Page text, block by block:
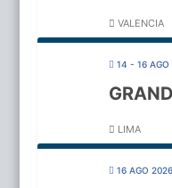
VALENCIA
14 - 16 AGO
LIMA
16 AGO 2026